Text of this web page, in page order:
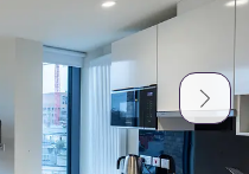
Deutsch
French